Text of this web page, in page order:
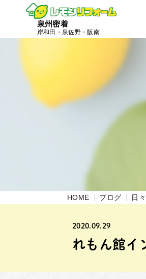
泉州密着
岸和田・泉佐野・阪南
HOME ブログ 日
2020.09.29
れもん館イ